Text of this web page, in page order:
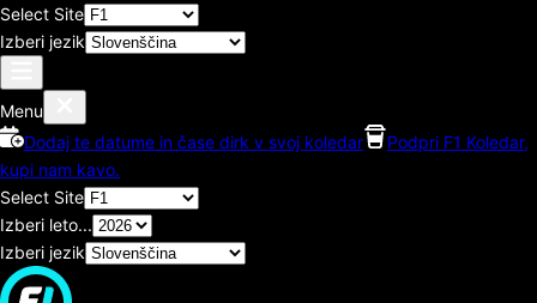
Select Site
Izberi jezik
Menu
Dodaj te datume in čase dirk v svoj koledar
Podpri F1 Koledar,
kupi nam kavo.
Select Site
Izberi leto...
Izberi jezik